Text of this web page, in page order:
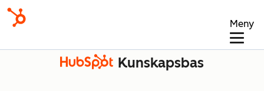
Meny
Kunskapsbas